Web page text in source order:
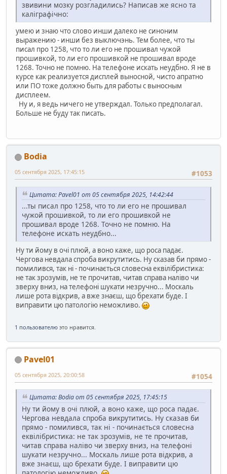
звивини мозку розгладились? Написав же ясно та
каліграфічно:
умею и знаю что слово инши далеко не синоним
выражению - инши без выключэнь. Тем более, что ты
писал про 1258, что то ли его не прошивал чужой
прошивкой, то ли его прошивкой не прошивал вроде
1268. Точно не помню. На телефоне искать неудбно. Я не в
курсе как реализуется дисплей выносной, чисто апратно
или ПО тоже должно быть для работы с выносным
дисплеем.
Ну и, я ведь ничего не утверждал. Только предполагал.
Больше не буду так писать.
Bodia
#1053
05 сентября 2025, 17:45:15
Цитата: Pavel01 от 05 сентября 2025, 14:42:44
...ты писал про 1258, что то ли его не прошивал
чужой прошивкой, то ли его прошивкой не
прошивал вроде 1268. Точно не помню. На
телефоне искать неудбно...
Ну ти йому в очі плюй, а воно каже, що роса падає.
Чергова невдала спроба викрутитись. Ну сказав би прямо -
помилився, так ні - починається словесна еквілібристика:
не так зрозумів, не те прочитав, читав справа наліво чи
зверху вниз, на телефоні шукати незручно... Москаль
лише рота відкрив, а вже знаєш, що брехати буде. І
виправити цю патологію неможливо.
1 пользователю это нравится.
Pavel01
#1054
05 сентября 2025, 20:00:58
Цитата: Bodia от 05 сентября 2025, 17:45:15
Ну ти йому в очі плюй, а воно каже, що роса падає.
Чергова невдала спроба викрутитись. Ну сказав би
прямо - помилився, так ні - починається словесна
еквілібристика: не так зрозумів, не те прочитав,
читав справа наліво чи зверху вниз, на телефоні
шукати незручно... Москаль лише рота відкрив, а
вже знаєш, що брехати буде. І виправити цю